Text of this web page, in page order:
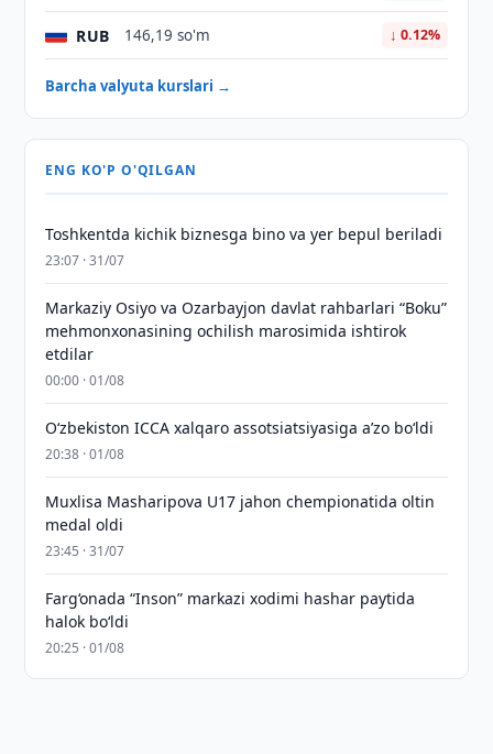
RUB 146,19 so'm ↓ 0.12%
Barcha valyuta kurslari →
ENG KO'P O'QILGAN
Toshkentda kichik biznesga bino va yer bepul beriladi
23:07 · 31/07
Markaziy Osiyo va Ozarbayjon davlat rahbarlari “Boku”
mehmonxonasining ochilish marosimida ishtirok
etdilar
00:00 · 01/08
O‘zbekiston ICCA xalqaro assotsiatsiyasiga aʼzo bo‘ldi
20:38 · 01/08
Muxlisa Masharipova U17 jahon chempionatida oltin
medal oldi
23:45 · 31/07
Farg‘onada “Inson” markazi xodimi hashar paytida
halok bo‘ldi
20:25 · 01/08